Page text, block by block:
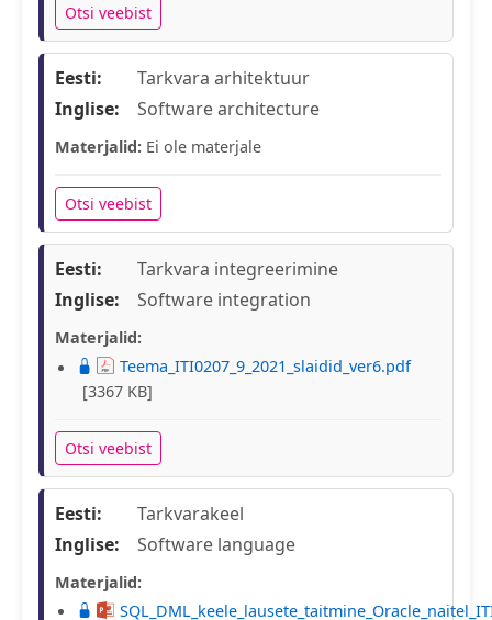
Otsi veebist
Eesti:
Tarkvara arhitektuur
Inglise:
Software architecture
Materjalid: Ei ole materjale
Otsi veebist
Eesti:
Tarkvara integreerimine
Inglise:
Software integration
Materjalid:
Teema_ITI0207_9_2021_slaidid_ver6.pdf
[3367 KB]
Otsi veebist
Eesti:
Tarkvarakeel
Inglise:
Software language
Materjalid: